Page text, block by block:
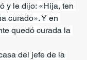
y le dijo: «Hija, ten
curado». Y en
quedó curada la
del jefe de la